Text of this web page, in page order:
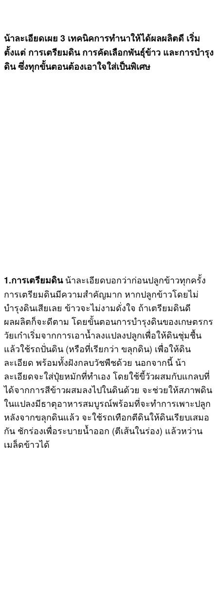
น้าละเอียดเผย 3 เทคนิคการทำนาให้ได้ผลผลิตดี เริ่ม
ตั้งแต่ การเตรียมดิน การคัดเลือกพันธุ์ข้าว และการบำรุง
ดิน ซึ่งทุกขั้นตอนต้องเอาใจใส่เป็นพิเศษ
1.การเตรียมดินน้าละเอียดบอกว่าก่อนปลูกข้าวทุกครั้ง
การเตรียมดินมีความสำคัญมาก หากปลูกข้าวโดยไม่
บำรุงดินเสียเลย ข้าวจะไม่งามดั่งใจ ถ้าเตรียมดินดี
ผลผลิตก็จะดีตาม โดยขั้นตอนการบำรุงดินของเกษตรกร
วัยเก๋าเริ่มจากการเอาน้ำลงแปลงปลูกเพื่อให้ดินชุ่มชื้น
แล้วใช้รถปั่นดิน (หรือที่เรียกว่า ขลุกดิน) เพื่อให้ดิน
ละเอียด พร้อมทั้งฝังกลบวัชพืชด้วย นอกจากนี้ น้า
ละเอียดจะใส่ปุ๋ยหมักที่ทำเอง โดยใช้ขี้วัวผสมกับแกลบที่
ได้จากการสีข้าวผสมลงไปในดินด้วย จะช่วยให้สภาพดิน
ในแปลงมีธาตุอาหารสมบูรณ์พร้อมที่จะทำการเพาะปลูก
หลังจากขลุกดินแล้ว จะใช้รถเทือกตีดินให้ดินเรียบเสมอ
กัน ชักร่องเพื่อระบายน้ำออก (ตีเส้นในร่อง) แล้วหว่าน
เมล็ดข้าวได้